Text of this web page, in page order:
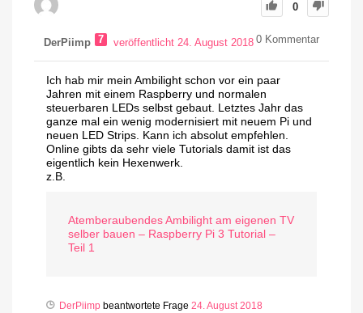
0
DerPiimp 7 veröffentlicht 24. August 2018 0 Kommentar
Ich hab mir mein Ambilight schon vor ein paar
Jahren mit einem Raspberry und normalen
steuerbaren LEDs selbst gebaut. Letztes Jahr das
ganze mal ein wenig modernisiert mit neuem Pi und
neuen LED Strips. Kann ich absolut empfehlen.
Online gibts da sehr viele Tutorials damit ist das
eigentlich kein Hexenwerk.
z.B.
Atemberaubendes Ambilight am eigenen TV
selber bauen – Raspberry Pi 3 Tutorial –
Teil 1
DerPiimp beantwortete Frage 24. August 2018